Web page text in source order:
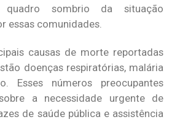
sombrio da situação
essas comunidades.
causas de morte reportadas
doenças respiratórias, malária
Esses números preocupantes
a necessidade urgente de
de saúde pública e assistência